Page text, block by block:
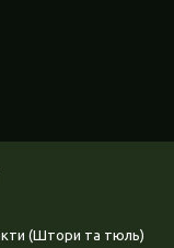
(Штори та тюль)